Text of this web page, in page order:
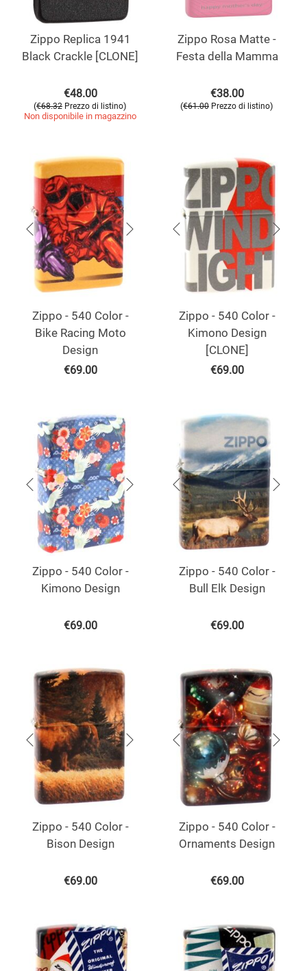
Zippo Replica 1941
Black Crackle [CLONE]
€48.00
(€68.32 Prezzo di listino)
Non disponibile in magazzino
Zippo Rosa Matte -
Festa della Mamma
€38.00
(€61.00 Prezzo di listino)
Zippo - 540 Color -
Bike Racing Moto
Design
€69.00
Zippo - 540 Color -
Kimono Design
[CLONE]
€69.00
Zippo - 540 Color -
Kimono Design
€69.00
Zippo - 540 Color -
Bull Elk Design
€69.00
Zippo - 540 Color -
Bison Design
€69.00
Zippo - 540 Color -
Ornaments Design
€69.00